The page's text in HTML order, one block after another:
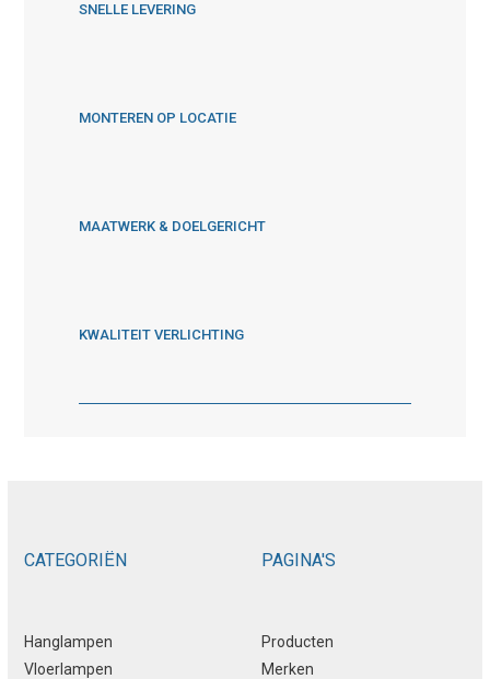
SNELLE LEVERING
MONTEREN OP LOCATIE
MAATWERK & DOELGERICHT
KWALITEIT VERLICHTING
CATEGORIËN
Hanglampen
Vloerlampen
PAGINA'S
Producten
Merken